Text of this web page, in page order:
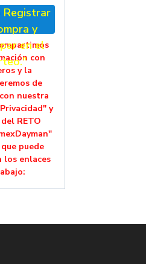
Registrar
y
en el
con
y la
de
nuestra
y
RETO
puede
los enlaces